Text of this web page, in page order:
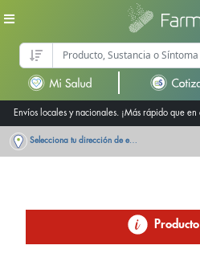
Envíos locales y nacionales. ¡Más rápido que
Selecciona tu dirección de entrega
Producto